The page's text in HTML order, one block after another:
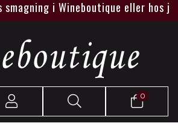
i Wineboutique eller hos jer.
0